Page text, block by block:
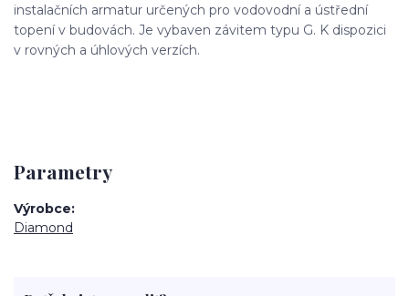
instalačních armatur určených pro vodovodní a ústřední
topení v budovách. Je vybaven závitem typu G. K dispozici
v rovných a úhlových verzích.
Parametry
Výrobce
Diamond